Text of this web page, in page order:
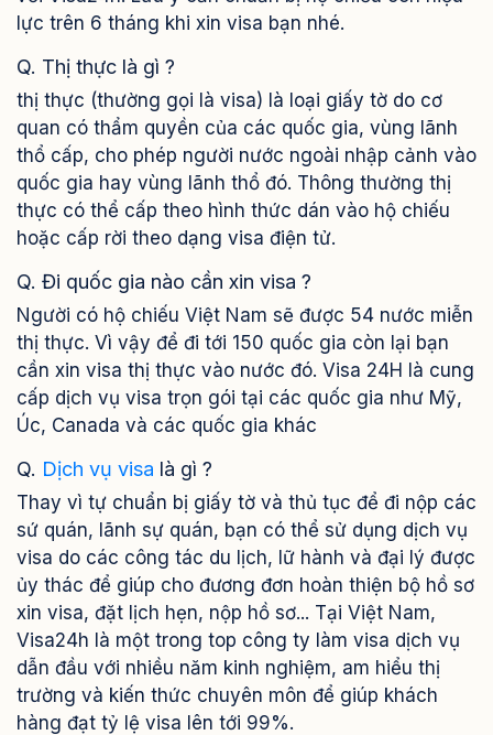
Q. Thư mời có cần hay không?
trước không?
Q. Bảo hiểm du lịch có bắt buộc khi xin visa không?
CẦN TƯ VẤN DỊCH VỤ XIN VISA TỪ VISA24H
lực trên 6 tháng khi xin visa bạn nhé.
Q. Thị thực là gì ?
thị thực (thường gọi là visa) là loại giấy tờ do cơ
quan có thẩm quyền của các quốc gia, vùng lãnh
thổ cấp, cho phép người nước ngoài nhập cảnh vào
quốc gia hay vùng lãnh thổ đó. Thông thường thị
thực có thể cấp theo hình thức dán vào hộ chiếu
hoặc cấp rời theo dạng visa điện tử.
Q. Đi quốc gia nào cần xin visa ?
Người có hộ chiếu Việt Nam sẽ được 54 nước miễn
thị thực. Vì vậy để đi tới 150 quốc gia còn lại bạn
cần xin visa thị thực vào nước đó. Visa 24H là cung
cấp dịch vụ visa trọn gói tại các quốc gia như Mỹ,
Úc, Canada và các quốc gia khác
Q. Dịch vụ visa là gì ?
Thay vì tự chuẩn bị giấy tờ và thủ tục để đi nộp các
sứ quán, lãnh sự quán, bạn có thể sử dụng dịch vụ
visa do các công tác du lịch, lữ hành và đại lý được
ủy thác để giúp cho đương đơn hoàn thiện bộ hồ sơ
xin visa, đặt lịch hẹn, nộp hồ sơ... Tại Việt Nam,
Visa24h là một trong top công ty làm visa dịch vụ
dẫn đầu với nhiều năm kinh nghiệm, am hiểu thị
trường và kiến thức chuyên môn để giúp khách
hàng đạt tỷ lệ visa lên tới 99%.